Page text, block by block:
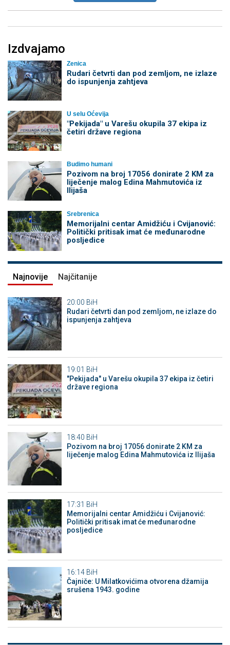
Izdvajamo
Zenica
Rudari četvrti dan pod zemljom, ne izlaze
do ispunjenja zahtjeva
U selu Oćevija
"Pekijada" u Varešu okupila 37 ekipa iz
četiri države regiona
Budimo humani
Pozivom na broj 17056 donirate 2 KM za
liječenje malog Edina Mahmutovića iz
Ilijaša
Srebrenica
Memorijalni centar Amidžiću i Cvijanović:
Politički pritisak imat će međunarodne
posljedice
Najnovije Najčitanije
20:00 BiH
Rudari četvrti dan pod zemljom, ne izlaze do
ispunjenja zahtjeva
19:01 BiH
"Pekijada" u Varešu okupila 37 ekipa iz četiri
države regiona
18:40 BiH
Pozivom na broj 17056 donirate 2 KM za
liječenje malog Edina Mahmutovića iz Ilijaša
17:31 BiH
Memorijalni centar Amidžiću i Cvijanović:
Politički pritisak imat će međunarodne
posljedice
16:14 BiH
Čajniče: U Milatkovićima otvorena džamija
srušena 1943. godine